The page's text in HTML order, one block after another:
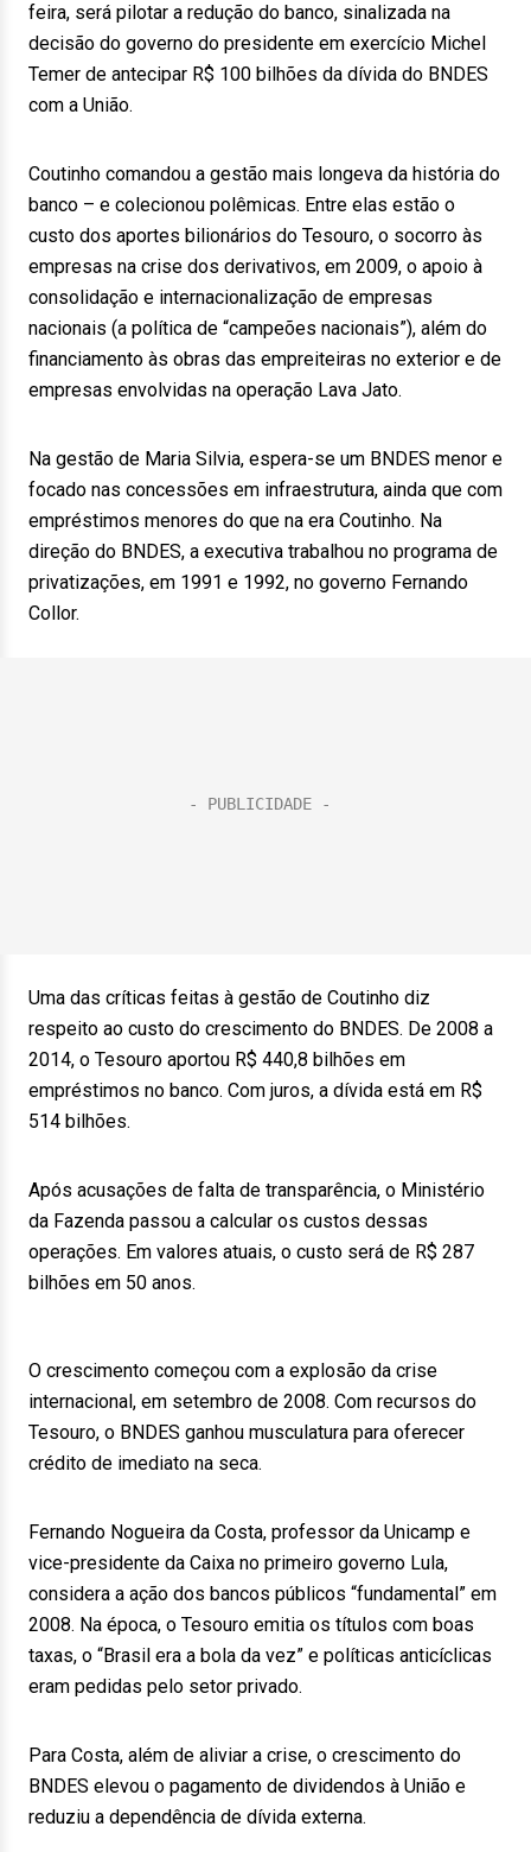
feira, será pilotar a redução do banco, sinalizada na
decisão do governo do presidente em exercício Michel
Temer de antecipar R$ 100 bilhões da dívida do BNDES
com a União.
Coutinho comandou a gestão mais longeva da história do
banco – e colecionou polêmicas. Entre elas estão o
custo dos aportes bilionários do Tesouro, o socorro às
empresas na crise dos derivativos, em 2009, o apoio à
consolidação e internacionalização de empresas
nacionais (a política de “campeões nacionais”), além do
financiamento às obras das empreiteiras no exterior e de
empresas envolvidas na operação Lava Jato.
Na gestão de Maria Silvia, espera-se um BNDES menor e
focado nas concessões em infraestrutura, ainda que com
empréstimos menores do que na era Coutinho. Na
direção do BNDES, a executiva trabalhou no programa de
privatizações, em 1991 e 1992, no governo Fernando
Collor.
Uma das críticas feitas à gestão de Coutinho diz
respeito ao custo do crescimento do BNDES. De 2008 a
2014, o Tesouro aportou R$ 440,8 bilhões em
empréstimos no banco. Com juros, a dívida está em R$
514 bilhões.
Após acusações de falta de transparência, o Ministério
da Fazenda passou a calcular os custos dessas
operações. Em valores atuais, o custo será de R$ 287
bilhões em 50 anos.
O crescimento começou com a explosão da crise
internacional, em setembro de 2008. Com recursos do
Tesouro, o BNDES ganhou musculatura para oferecer
crédito de imediato na seca.
Fernando Nogueira da Costa, professor da Unicamp e
vice-presidente da Caixa no primeiro governo Lula,
considera a ação dos bancos públicos “fundamental” em
2008. Na época, o Tesouro emitia os títulos com boas
taxas, o “Brasil era a bola da vez” e políticas anticíclicas
eram pedidas pelo setor privado.
Para Costa, além de aliviar a crise, o crescimento do
BNDES elevou o pagamento de dividendos à União e
reduziu a dependência de dívida externa.